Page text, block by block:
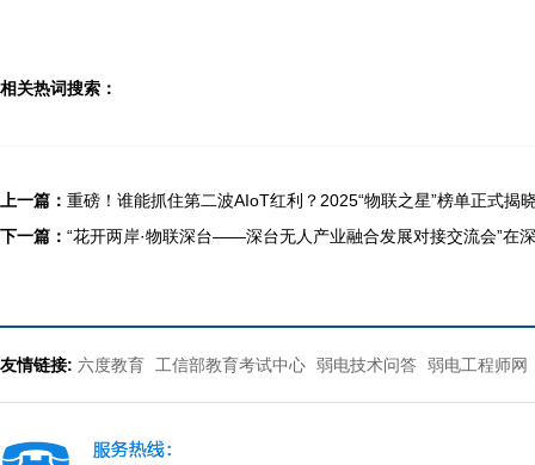
相关热词搜索：
上一篇： 重磅！谁能抓住第二波AIoT红利？2025“物联之星”榜单正式揭
下一篇： “花开两岸·物联深台——深台无人产业融合发展对接交流会”在
友情链接: 六度教育 工信部教育考试中心 弱电技术问答 弱电工程师网